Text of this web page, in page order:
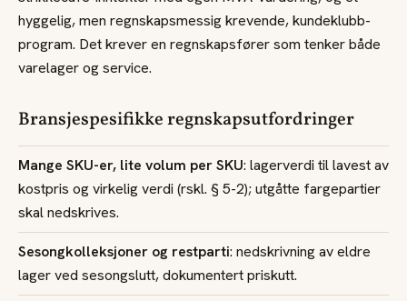
hyggelig, men regnskapsmessig krevende, kundeklubb-
program. Det krever en regnskapsfører som tenker både
varelager og service.
Bransjespesifikke regnskapsutfordringer
Mange SKU-er, lite volum per SKU: lagerverdi til lavest av
kostpris og virkelig verdi (rskl. § 5-2); utgåtte fargepartier
skal nedskrives.
Sesongkolleksjoner og restparti: nedskrivning av eldre
lager ved sesongslutt, dokumentert priskutt.